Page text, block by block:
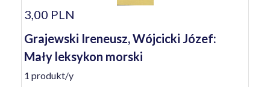
3,00 PLN
Grajewski Ireneusz, Wójcicki Józef:
Mały leksykon morski
1 produkt/y